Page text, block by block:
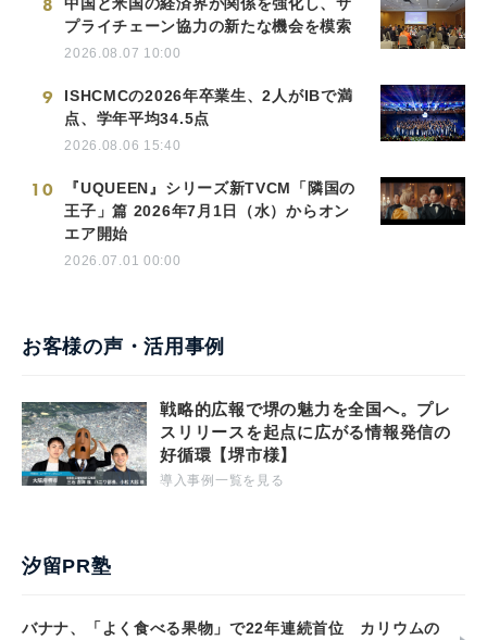
8
プライチェーン協力の新たな機会を模索
2026.08.07 10:00
9
ISHCMCの2026年卒業生、2人がIBで満
点、学年平均34.5点
2026.08.06 15:40
10
『UQUEEN』シリーズ新TVCM「隣国の
王子」篇 2026年7月1日（水）からオン
エア開始
2026.07.01 00:00
お客様の声・活用事例
戦略的広報で堺の魅力を全国へ。プレ
スリリースを起点に広がる情報発信の
好循環【堺市様】
導入事例一覧を見る
汐留PR塾
バナナ、「よく食べる果物」で22年連続首位 カリウムの